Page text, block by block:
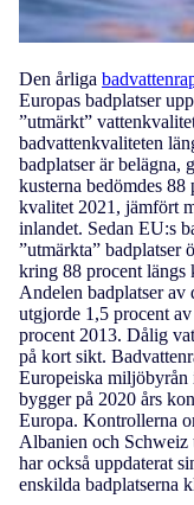
Den årliga
Europas badplatser
”utmärkt”
badvattenkvaliteten
badplatser är belägna,
kusterna bedömdes
kvalitet 2021, jämfört
inlandet. Sedan EU:s
”utmärkta” badplatser
kring 88 procent längs
Andelen badplatser av
utgjorde 1,5 procent
procent 2013. Dålig
på kort sikt.
Europeiska miljöbyrån
bygger på 2020 års
Europa. Kontrollerna
Albanien och Schweiz
har också uppdaterat
enskilda badplatserna